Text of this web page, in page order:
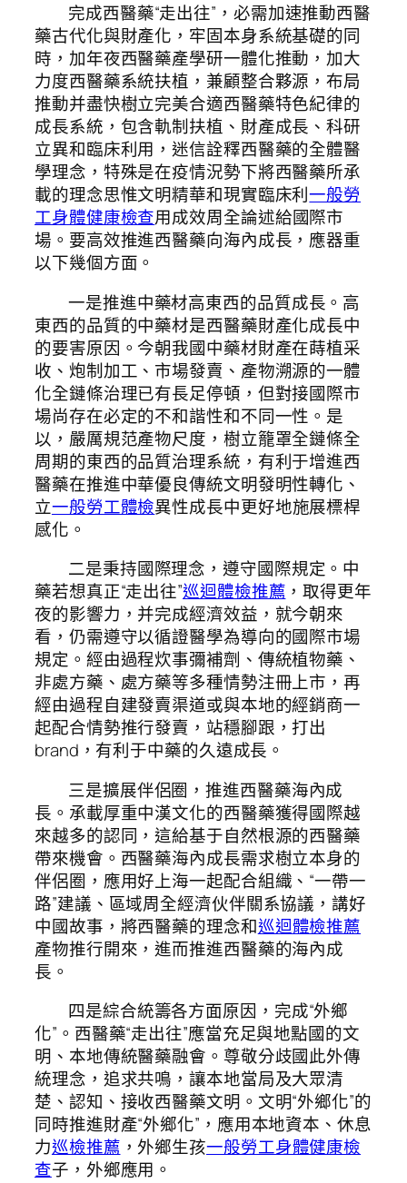
完成西醫藥“走出往”，必需加速推動西醫
藥古代化與財產化，牢固本身系統基礎的同
時，加年夜西醫藥產學研一體化推動，加大
力度西醫藥系統扶植，兼顧整合夥源，布局
推動并盡快樹立完美合適西醫藥特色紀律的
成長系統，包含軌制扶植、財產成長、科研
立異和臨床利用，迷信詮釋西醫藥的全體醫
學理念，特殊是在疫情況勢下將西醫藥所承
載的理念思惟文明精華和現實臨床利一般勞
工身體健康檢查用成效周全論述給國際市
場。要高效推進西醫藥向海內成長，應器重
以下幾個方面。
一是推進中藥材高東西的品質成長。高
東西的品質的中藥材是西醫藥財產化成長中
的要害原因。今朝我國中藥材財產在蒔植采
收、炮制加工、市場發賣、產物溯源的一體
化全鏈條治理已有長足停頓，但對接國際市
場尚存在必定的不和諧性和不同一性。是
以，嚴厲規范產物尺度，樹立籠罩全鏈條全
周期的東西的品質治理系統，有利于增進西
醫藥在推進中華優良傳統文明發明性轉化、
立一般勞工體檢異性成長中更好地施展標桿
感化。
二是秉持國際理念，遵守國際規定。中
藥若想真正“走出往”巡迴體檢推薦 ，取得更年
夜的影響力，并完成經濟效益，就今朝來
看，仍需遵守以循證醫學為導向的國際市場
規定。經由過程炊事彌補劑、傳統植物藥、
非處方藥、處方藥等多種情勢注冊上市，再
經由過程自建發賣渠道或與本地的經銷商一
起配合情勢推行發賣，站穩腳跟，打出
brand，有利于中藥的久遠成長。
三是擴展伴侶圈，推進西醫藥海內成
長。承載厚重中漢文化的西醫藥獲得國際越
來越多的認同，這給基于自然根源的西醫藥
帶來機會。西醫藥海內成長需求樹立本身的
伴侶圈，應用好上海一起配合組織、“一帶一
路”建議、區域周全經濟伙伴關系協議，講好
中國故事，將西醫藥的理念和巡迴體檢推薦
產物推行開來，進而推進西醫藥的海內成
長。
四是綜合統籌各方面原因，完成“外鄉
化”。西醫藥“走出往”應當充足與地點國的文
明、本地傳統醫藥融會。尊敬分歧國此外傳
統理念，追求共鳴，讓本地當局及大眾清
楚、認知、接收西醫藥文明。文明“外鄉化”的
同時推進財產“外鄉化”，應用本地資本、休息
力巡檢推薦 ，外鄉生孩一般勞工身體健康檢
查子，外鄉應用。